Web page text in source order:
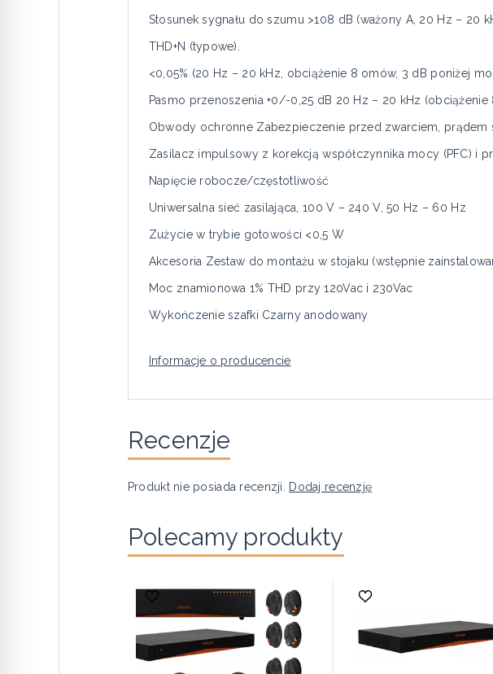
Stosunek sygnału do szumu >108 dB (ważony A, 20 Hz – 20
THD+N (typowe).
<0,05% (20 Hz – 20 kHz, obciążenie 8 omów, 3 dB poniżej
Pasmo przenoszenia +0/-0,25 dB 20 Hz – 20 kHz
Obwody ochronne Zabezpieczenie przed zwarciem, prądem
Zasilacz impulsowy z korekcją współczynnika mocy (PFC) i
Napięcie robocze/częstotliwość
Uniwersalna sieć zasilająca, 100 V – 240 V, 50 Hz – 60 Hz​
Zużycie w trybie gotowości <0,5 W
Akcesoria Zestaw do montażu w stojaku (wstępnie
Moc znamionowa 1% THD przy 120Vac i 230Vac
Wykończenie szafki Czarny anodowany
Informacje o producencie
Recenzje
Produkt nie posiada recenzji. Dodaj recenzję
Polecamy produkty